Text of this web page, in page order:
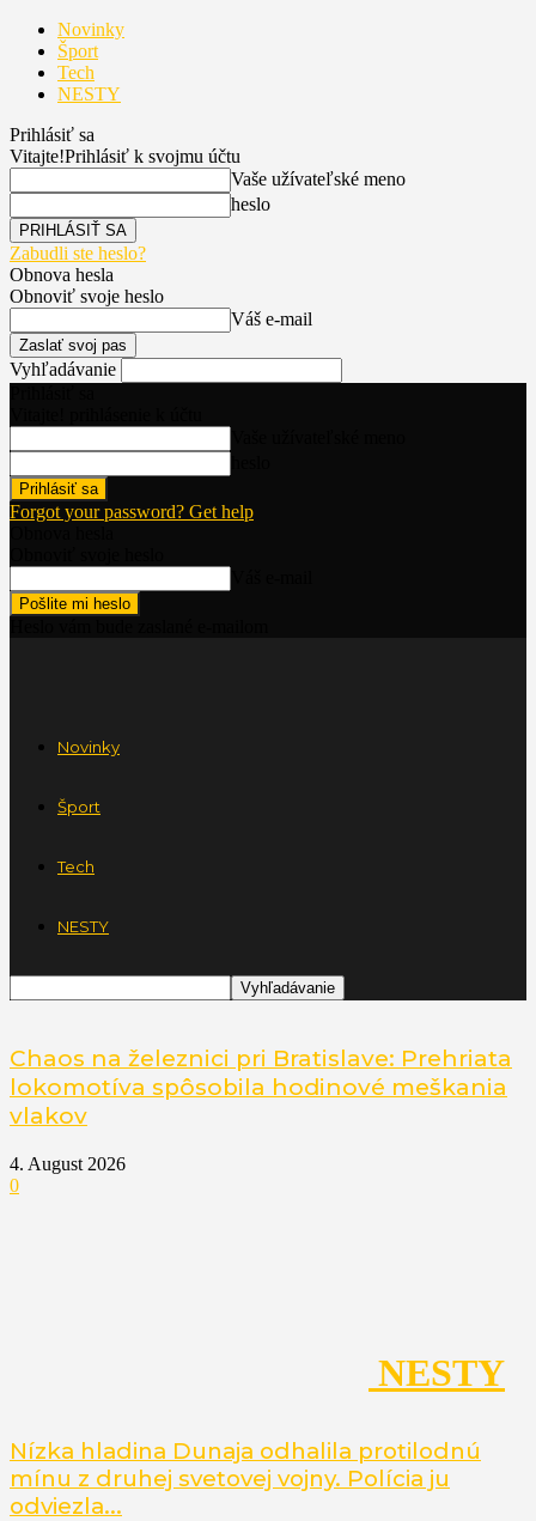
Novinky
Šport
Tech
NESTY
Prihlásiť sa
Vitajte!Prihlásiť k svojmu účtu
Vaše užívateľské meno
heslo
Zabudli ste heslo?
Obnova hesla
Obnoviť svoje heslo
Váš e-mail
Vyhľadávanie
Forgot your password? Get help
NESTY
Novinky
Šport
Tech
NESTY
Chaos na železnici pri Bratislave: Prehriata
lokomotíva spôsobila hodinové meškania
vlakov
4. August 2026
0
Nízka hladina Dunaja odhalila protilodnú
mínu z druhej svetovej vojny. Polícia ju
odviezla...